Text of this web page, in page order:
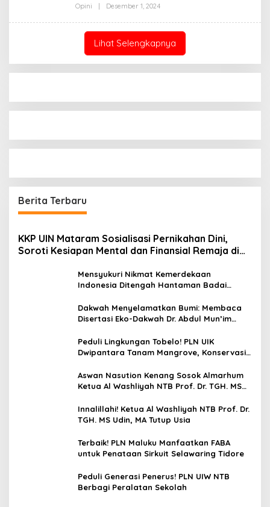
Opini | Desember 1, 2024Oleh
Lihat Selengkapnya
Berita Terbaru
KKP UIN Mataram Sosialisasi Pernikahan Dini,
Soroti Kesiapan Mental dan Finansial Remaja di
Mensyukuri Nikmat Kemerdekaan
Indonesia Ditengah Hantaman Badai
Dakwah Menyelamatkan Bumi: Membaca
Disertasi Eko-Dakwah Dr. Abdul Mun’im
Peduli Lingkungan Tobelo! PLN UIK
Dwipantara Tanam Mangrove, Konservasi
Aswan Nasution Kenang Sosok Almarhum
Ketua Al Washliyah NTB Prof. Dr. TGH. MS
Innalillahi! Ketua Al Washliyah NTB Prof. Dr.
TGH. MS Udin, MA Tutup Usia
Terbaik! PLN Maluku Manfaatkan FABA
untuk Penataan Sirkuit Selawaring Tidore
Peduli Generasi Penerus! PLN UIW NTB
Berbagi Peralatan Sekolah